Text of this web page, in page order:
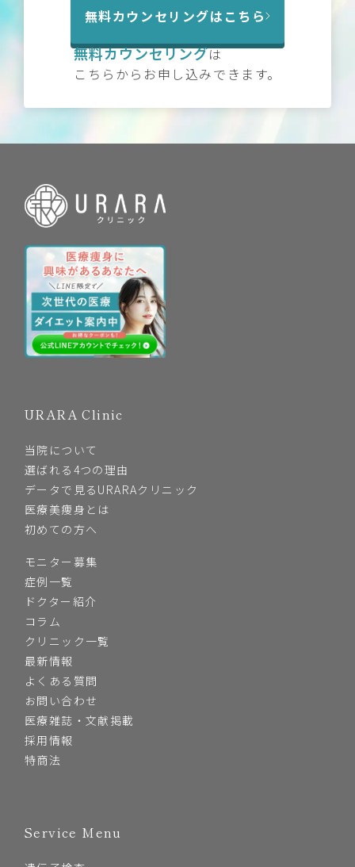
無料カウンセリングはこちら
無料カウンセリングは
こちらからお申し込みできます。
URARA Clinic
当院について
選ばれる4つの理由
データで見るURARAクリニック
医療美痩身とは
初めての方へ
モニター募集
症例一覧
ドクター紹介
コラム
クリニック一覧
最新情報
よくある質問
お問い合わせ
医療雑誌・文献掲載
採用情報
特商法
Service Menu